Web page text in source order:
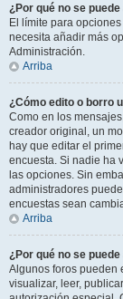
¿Por qué no se
El límite para
necesita añadir más
Administración.
Arriba
¿Cómo edito o borro
Como en los
creador original, un
hay que editar el
encuesta. Si nadie ha
las opciones. Sin
administradores
encuestas sean
Arriba
¿Por qué no se
Algunos foros pueden
visualizar, leer,